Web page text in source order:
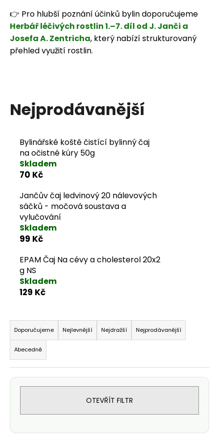
👉 Pro hlubší poznání účinků bylin doporučujeme
Herbář léčivých rostlin 1.–7. díl od J. Janči a
Josefa A. Zentricha, který nabízí strukturovaný
přehled využití rostlin.
Nejprodávanější
Bylinářské koště čistící bylinný čaj
na očistné kúry 50g
Skladem
70 Kč
Jančův čaj ledvinový 20 nálevových
sáčků - močová soustava a
vylučování
Skladem
99 Kč
EPAM Čaj Na cévy a cholesterol 20x2
g NS
Skladem
129 Kč
Řazení produktů
Doporučujeme Nejlevnější Nejdražší Nejprodávanější
Abecedně
OTEVŘÍT FILTR
e
m
e